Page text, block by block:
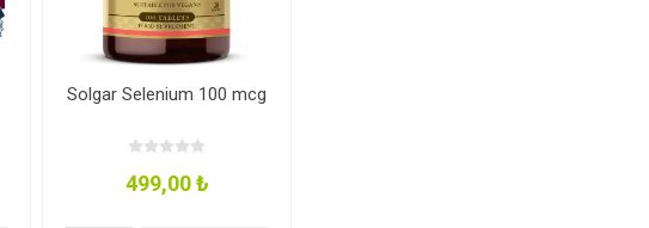
Solgar Selenium 100 mcg
499,00 ₺